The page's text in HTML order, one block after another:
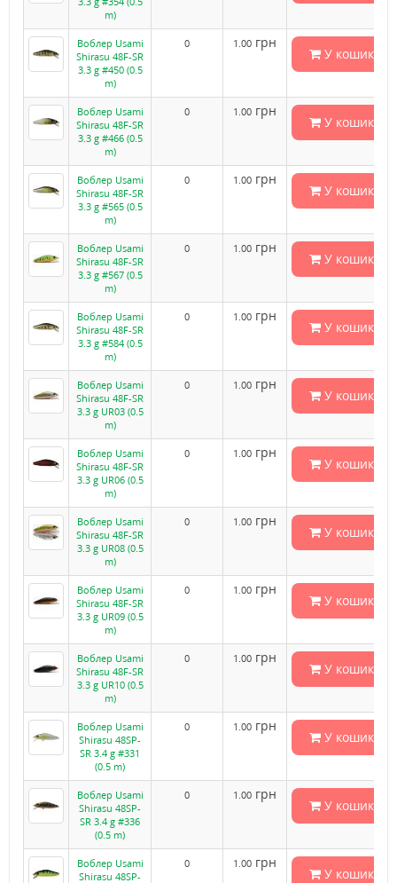
m)
Воблер Usami
Shirasu 48F-SR
3.3 g #450 (0.5
m)
0 1.00 грн
У кошик
Воблер Usami
Shirasu 48F-SR
3.3 g #466 (0.5
m)
0 1.00 грн
У кошик
Воблер Usami
Shirasu 48F-SR
3.3 g #565 (0.5
m)
0 1.00 грн
У кошик
Воблер Usami
Shirasu 48F-SR
3.3 g #567 (0.5
m)
0 1.00 грн
У кошик
Воблер Usami
Shirasu 48F-SR
3.3 g #584 (0.5
m)
0 1.00 грн
У кошик
Воблер Usami
Shirasu 48F-SR
3.3 g UR03 (0.5
m)
0 1.00 грн
У кошик
Воблер Usami
Shirasu 48F-SR
3.3 g UR06 (0.5
m)
0 1.00 грн
У кошик
Воблер Usami
Shirasu 48F-SR
3.3 g UR08 (0.5
m)
0 1.00 грн
У кошик
Воблер Usami
Shirasu 48F-SR
3.3 g UR09 (0.5
m)
0 1.00 грн
У кошик
Воблер Usami
Shirasu 48F-SR
3.3 g UR10 (0.5
m)
0 1.00 грн
У кошик
Воблер Usami
Shirasu 48SP-
SR 3.4 g #331
(0.5 m)
0 1.00 грн
У кошик
Воблер Usami
Shirasu 48SP-
SR 3.4 g #336
(0.5 m)
0 1.00 грн
У кошик
Воблер Usami
Shirasu 48SP-
0 1.00 грн
У кошик